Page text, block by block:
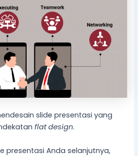
slide presentasi yang
flat design.
presentasi Anda selanjutnya,